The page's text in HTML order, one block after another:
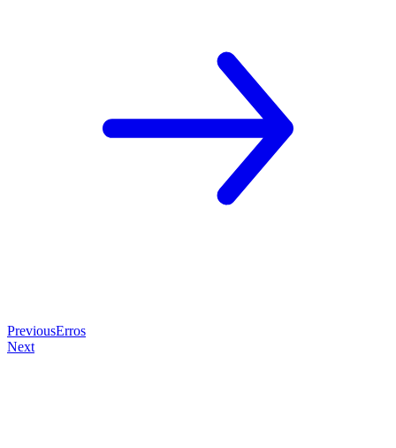
PreviousErros
Next